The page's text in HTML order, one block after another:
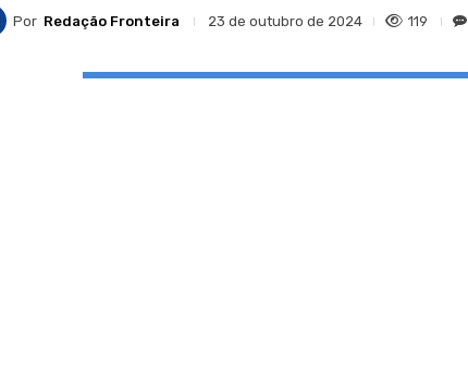
Por Redação Fronteira 23 de outubro de 2024 119